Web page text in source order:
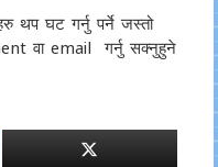
थप घट गर्नु पर्ने जस्तो
वा email गर्नु सक्नुहुने